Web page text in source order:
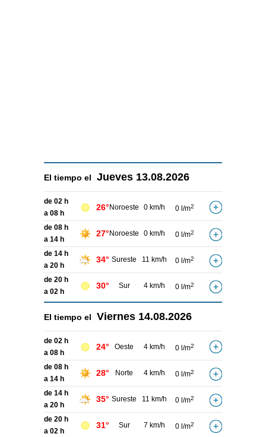
El tiempo el Jueves 13.08.2026
de 02 h
a 08 h
26° Noroeste 0 km/h 0 l/m2
de 08 h
a 14 h
27° Noroeste 0 km/h 0 l/m2
de 14 h
a 20 h
34° Sureste 11 km/h 0 l/m2
de 20 h
a 02 h
30° Sur 4 km/h 0 l/m2
El tiempo el Viernes 14.08.2026
de 02 h
a 08 h
24° Oeste 4 km/h 0 l/m2
de 08 h
a 14 h
28° Norte 4 km/h 0 l/m2
de 14 h
a 20 h
35° Sureste 11 km/h 0 l/m2
de 20 h
a 02 h
31° Sur 7 km/h 0 l/m2